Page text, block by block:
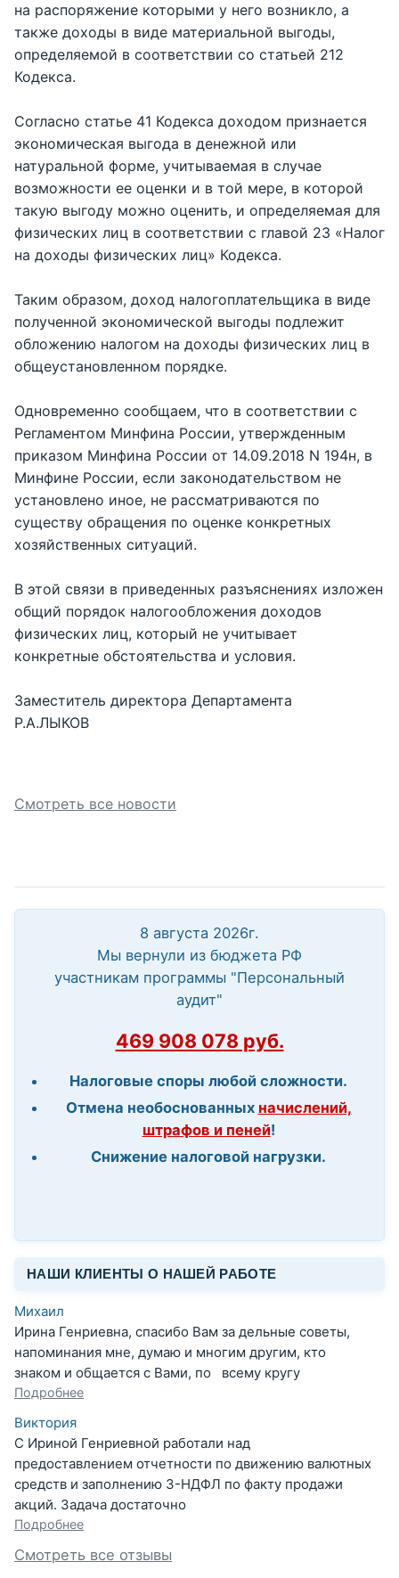
на распоряжение которыми у него возникло, а
также доходы в виде материальной выгоды,
определяемой в соответствии со статьей 212
Кодекса.
Согласно статье 41 Кодекса доходом признается
экономическая выгода в денежной или
натуральной форме, учитываемая в случае
возможности ее оценки и в той мере, в которой
такую выгоду можно оценить, и определяемая для
физических лиц в соответствии с главой 23 «Налог
на доходы физических лиц» Кодекса.
Таким образом, доход налогоплательщика в виде
полученной экономической выгоды подлежит
обложению налогом на доходы физических лиц в
общеустановленном порядке.
Одновременно сообщаем, что в соответствии с
Регламентом Минфина России, утвержденным
приказом Минфина России от 14.09.2018 N 194н, в
Минфине России, если законодательством не
установлено иное, не рассматриваются по
существу обращения по оценке конкретных
хозяйственных ситуаций.
В этой связи в приведенных разъяснениях изложен
общий порядок налогообложения доходов
физических лиц, который не учитывает
конкретные обстоятельства и условия.
Заместитель директора Департамента
Р.А.ЛЫКОВ
Смотреть все новости
8 августа 2026г.
Мы вернули из бюджета РФ
участникам программы "Персональный
аудит"
469 908 078 руб.
Налоговые споры любой сложности.
Отмена необоснованных начислений,
штрафов и пеней!
Снижение налоговой нагрузки.
НАШИ КЛИЕНТЫ О НАШЕЙ РАБОТЕ
Михаил
Ирина Генриевна, спасибо Вам за дельные советы,
напоминания мне, думаю и многим другим, кто
знаком и общается с Вами, по всему кругу
Подробнее
Виктория
С Ириной Генриевной работали над
предоставлением отчетности по движению валютных
средств и заполнению 3-НДФЛ по факту продажи
акций. Задача достаточно
Подробнее
Смотреть все отзывы